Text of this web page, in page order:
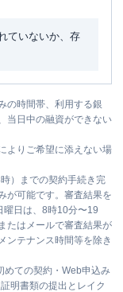
ていないか、存
の時間帯、利用する銀
当日中の融資ができない
よりご希望に添えない場
）までの契約手続き完
が可能です。審査結果を
日は、8時10分〜19
たはメールで審査結果が
ンテナンス時間等を除き
めての契約・Web申込み
明書類の提出とレイク